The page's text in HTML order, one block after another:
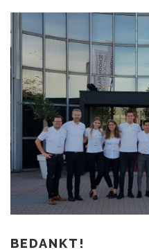
BEDANKT!